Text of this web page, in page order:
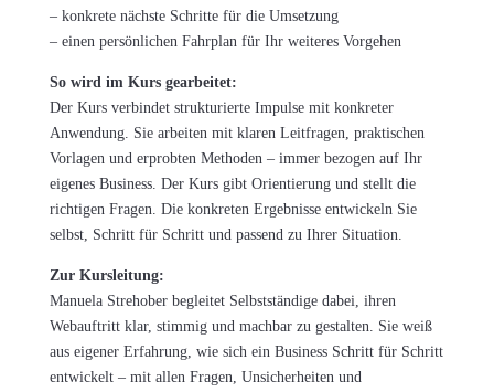
– konkrete nächste Schritte für die Umsetzung
– einen persönlichen Fahrplan für Ihr weiteres Vorgehen
So wird im Kurs gearbeitet:
Der Kurs verbindet strukturierte Impulse mit konkreter
Anwendung. Sie arbeiten mit klaren Leitfragen, praktischen
Vorlagen und erprobten Methoden – immer bezogen auf Ihr
eigenes Business. Der Kurs gibt Orientierung und stellt die
richtigen Fragen. Die konkreten Ergebnisse entwickeln Sie
selbst, Schritt für Schritt und passend zu Ihrer Situation.
Zur Kursleitung:
Manuela Strehober begleitet Selbstständige dabei, ihren
Webauftritt klar, stimmig und machbar zu gestalten. Sie weiß
aus eigener Erfahrung, wie sich ein Business Schritt für Schritt
entwickelt – mit allen Fragen, Unsicherheiten und